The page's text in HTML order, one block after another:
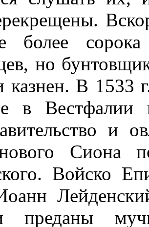
более сорока
но
казнен. В 1533
в Вестфалии
и
Сиона
Войско
преданы